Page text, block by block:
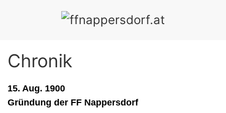
Chronik
15. Aug. 1900
Gründung der FF Nappersdorf